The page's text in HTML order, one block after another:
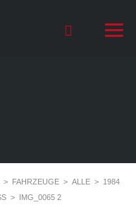
> FAHRZEUGE > ALLE > 1984
> IMG_0065 2